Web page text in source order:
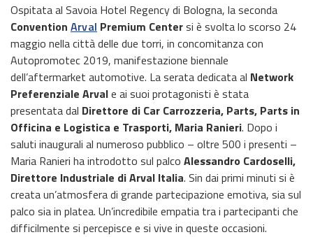
Ospitata al Savoia Hotel Regency di Bologna, la seconda
Convention Arval Premium Centersi è svolta lo scorso 24
maggio nella città delle due torri, in concomitanza con
Autopromotec 2019, manifestazione biennale
dell’aftermarket automotive. La serata dedicata al Network
Preferenziale Arvale ai suoi protagonisti è stata
presentata dal Direttore di Car Carrozzeria, Parts, Parts in
Officina e Logistica e Trasporti, Maria Ranieri. Dopo i
saluti inaugurali al numeroso pubblico – oltre 500 i presenti –
Maria Ranieri ha introdotto sul palco Alessandro Cardoselli,
Direttore Industriale di Arval Italia. Sin dai primi minuti si è
creata un’atmosfera di grande partecipazione emotiva, sia sul
palco sia in platea. Un’incredibile empatia tra i partecipanti che
difficilmente si percepisce e si vive in queste occasioni.